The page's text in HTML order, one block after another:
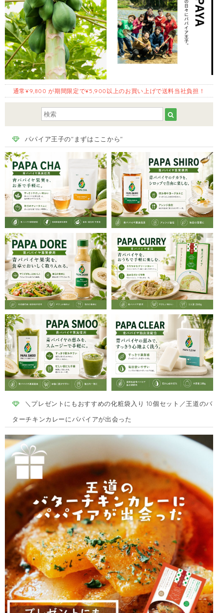
通常¥9,800 が期間限定で¥5,900以上のお買い上げで送料当社負担！
パパイア王子の"まずはここから"
＼プレゼントにもおすすめの化粧袋入り 10個セット／王道のバ
ターチキンカレーにパパイアが出会った